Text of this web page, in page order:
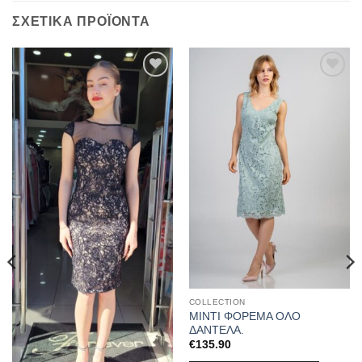
ΣΧΕΤΙΚΆ ΠΡΟΪΌΝΤΑ
Προσθήκη
αγαπημένα
COLLECTION
ΜΙΝΤΙ ΦΟΡΕΜΑ ΟΛΟ
ΔΑΝΤΕΛΑ.
€135.90